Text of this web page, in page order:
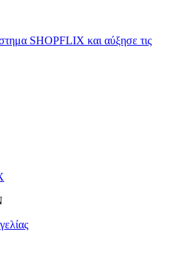
SHOPFLIX και αύξησε τις